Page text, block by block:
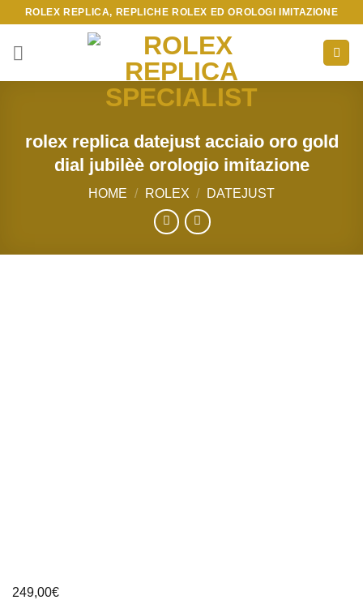
content
ROLEX REPLICA, REPLICHE ROLEX ED OROLOGI IMITAZIONE
rolex replica datejust acciaio oro gold
dial jubilèè orologio imitazione
HOME / ROLEX / DATEJUST
249,00€